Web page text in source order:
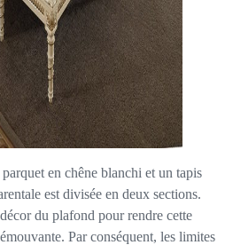
en chêne blanchi et un tapis
est divisée en deux sections.
du plafond pour rendre cette
Par conséquent, les limites